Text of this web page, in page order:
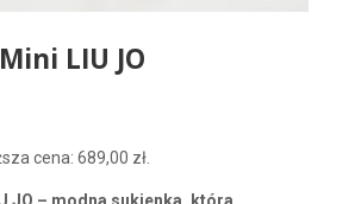
LIU JO
cena: 689,00 zł.